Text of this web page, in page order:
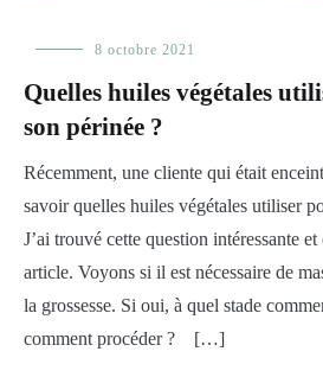
Femme ,
huiles
huiles
végétales
8 octobre 2021
Quelles huiles végétales
son périnée ?
Récemment, une cliente qui était
savoir quelles huiles végétales utiliser
J’ai trouvé cette question intéressante
article. Voyons si il est nécessaire de
la grossesse. Si oui, à quel stade
comment procéder ? […]